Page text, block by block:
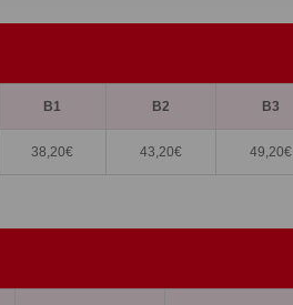
B1 B2 B3
38,20€ 43,20€ 49,20€